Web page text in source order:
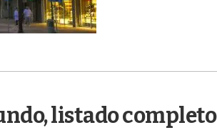
listado completo